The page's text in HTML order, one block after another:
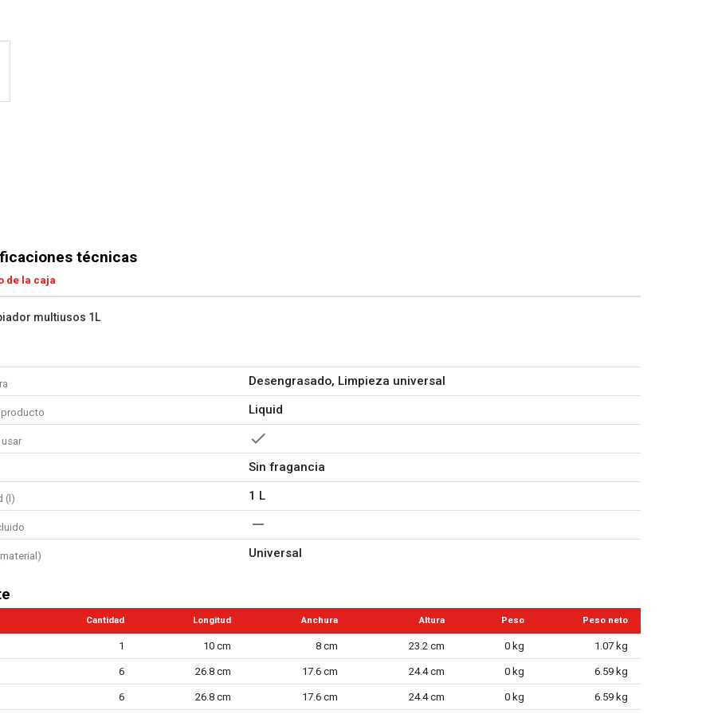
técnicas
de la caja
multiusos 1L
Desengrasado, Limpieza universal
Liquid
Sin fragancia
(l) 1 L
Universal
Cantidad Longitud Anchura Altura Peso Peso neto
1 10 cm 8 cm 23.2 cm 0 kg 1.07 kg
6 26.8 cm 17.6 cm 24.4 cm 0 kg 6.59 kg
6 26.8 cm 17.6 cm 24.4 cm 0 kg 6.59 kg